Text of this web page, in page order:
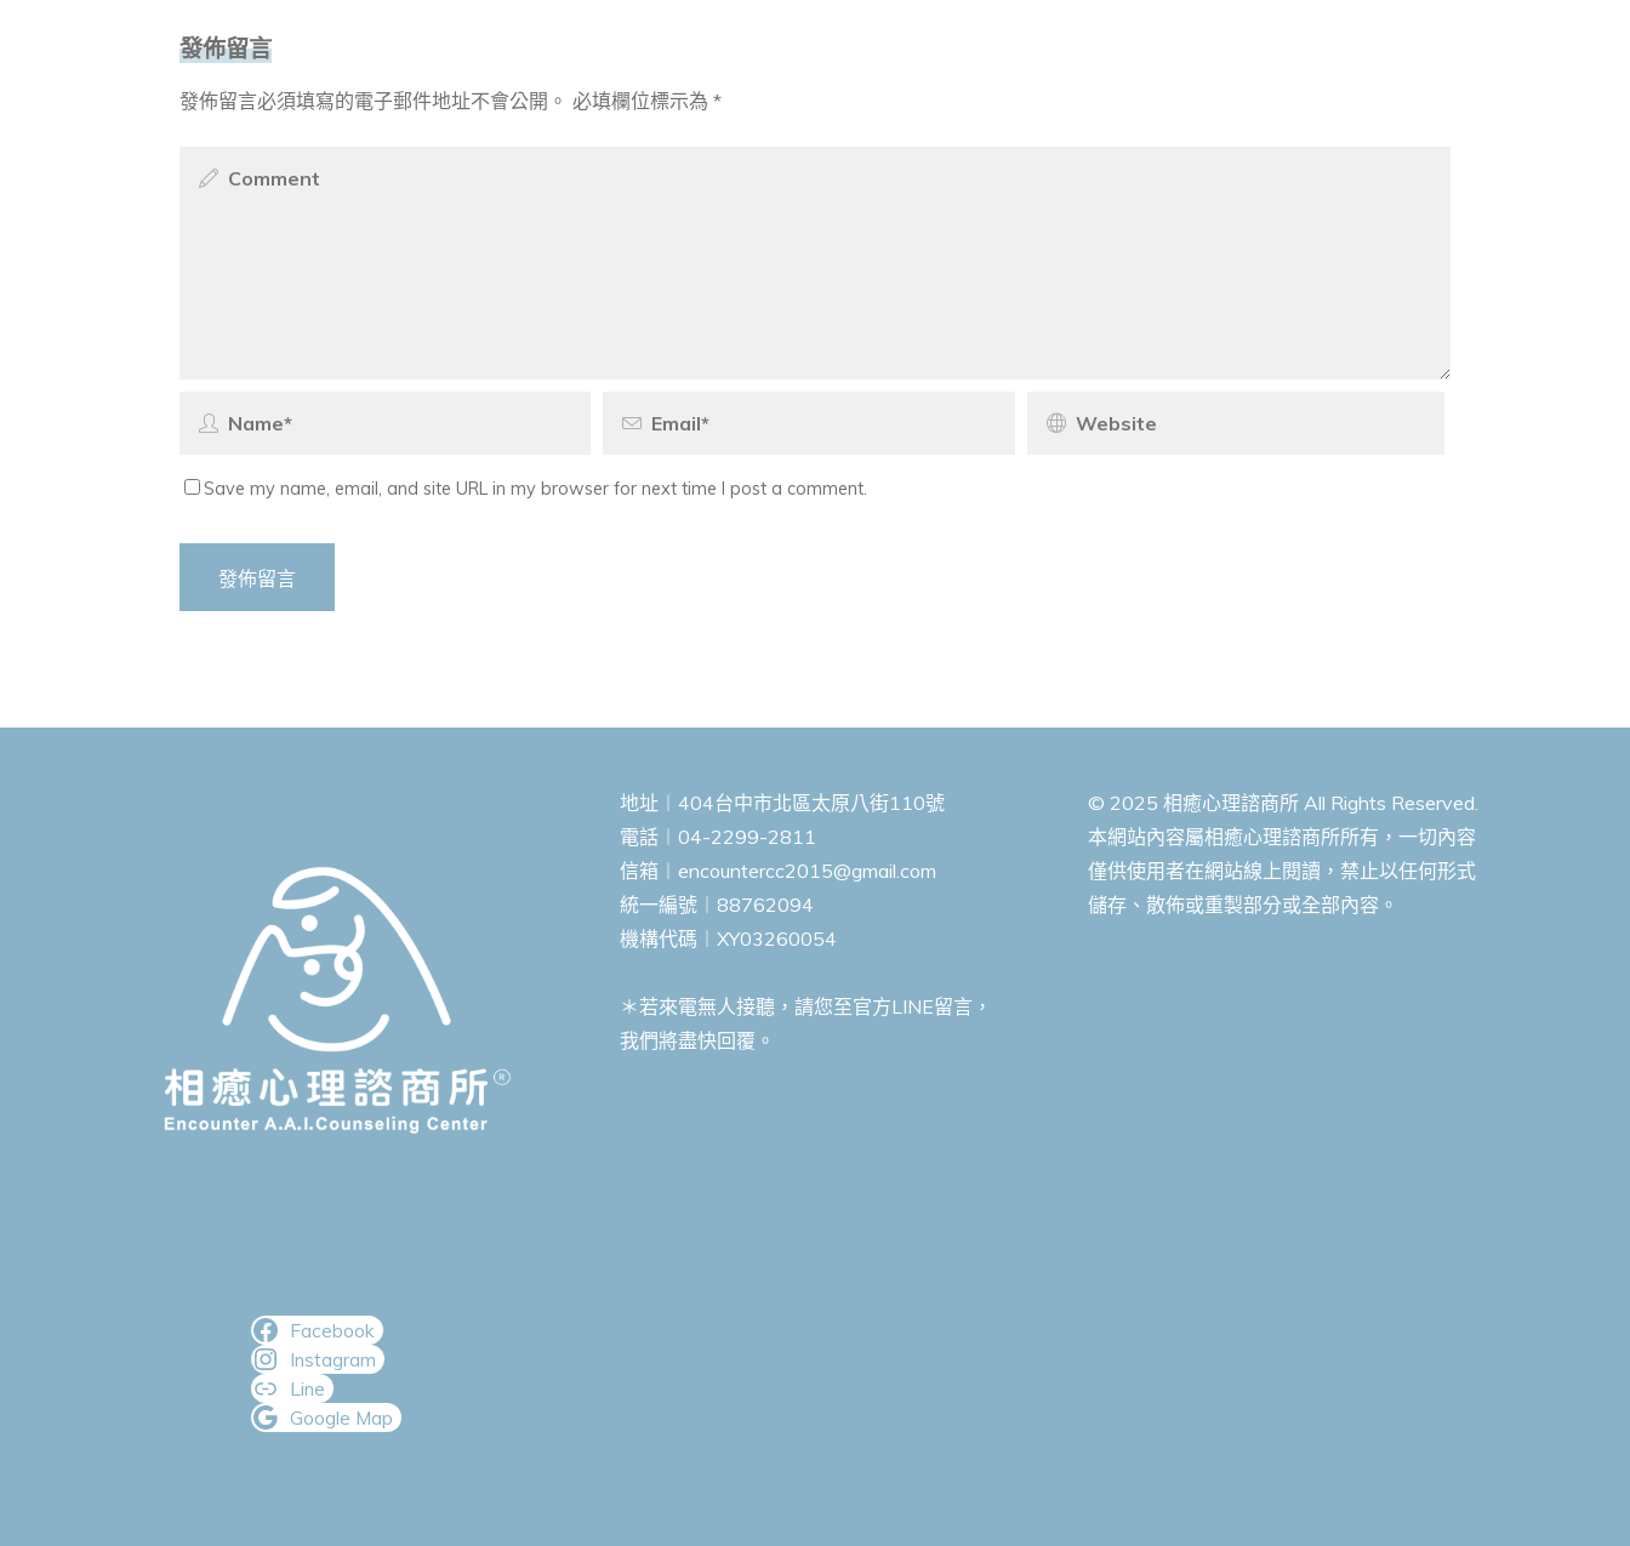
發佈留言
發佈留言必須填寫的電子郵件地址不會公開。 必填欄位標示為 *
Save my name, email, and site URL in my browser for next time I post a comment.
地址︱404台中市北區太原八街110號
電話︱04-2299-2811
信箱︱ encountercc2015@gmail.com
統一編號︱88762094
機構代碼︱XY03260054
＊若來電無人接聽，請您至官方LINE留言，
我們將盡快回覆。
© 2025 相癒心理諮商所 All Rights Reserved.
本網站內容屬相癒心理諮商所所有，一切內容
僅供使用者在網站線上閱讀，禁止以任何形式
儲存、散佈或重製部分或全部內容。
Facebook
Instagram
Line
Google Map